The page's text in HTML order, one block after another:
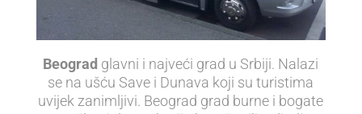
Beograd glavni i najveći grad u Srbiji. Nalazi
se na ušću Save i Dunava koji su turistima
uvijek zanimljivi. Beograd grad burne i bogate